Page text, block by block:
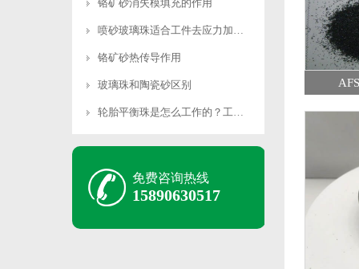
铬矿砂消失模填充的作用
喷砂玻璃珠适合工件去应力加工吗
铬矿砂热传导作用
玻璃珠和陶瓷砂区别
轮胎平衡珠是怎么工作的？工作原理是什么？
免费咨询热线
15890630517